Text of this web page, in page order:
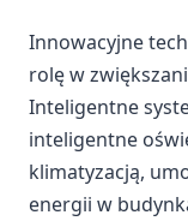
Innowacyjne
rolę w
Inteligentne
inteligentne
klimatyzacją,
energii w